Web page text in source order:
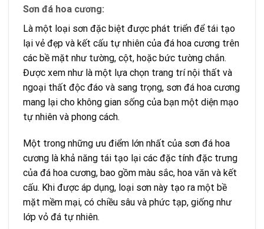
Sơn đá hoa cương:
Là một loại sơn đặc biệt được phát triển để tái tạo
lại vẻ đẹp và kết cấu tự nhiên của đá hoa cương trên
các bề mặt như tường, cột, hoặc bức tường chắn.
Được xem như là một lựa chọn trang trí nội thất và
ngoại thất độc đáo và sang trọng, sơn đá hoa cương
mang lại cho không gian sống của bạn một diện mạo
tự nhiên và phong cách.
Một trong những ưu điểm lớn nhất của sơn đá hoa
cương là khả năng tái tạo lại các đặc tính đặc trưng
của đá hoa cương, bao gồm màu sắc, hoa văn và kết
cấu. Khi được áp dụng, loại sơn này tạo ra một bề
mặt mềm mại, có chiều sâu và phức tạp, giống như
lớp vỏ đá tự nhiên.